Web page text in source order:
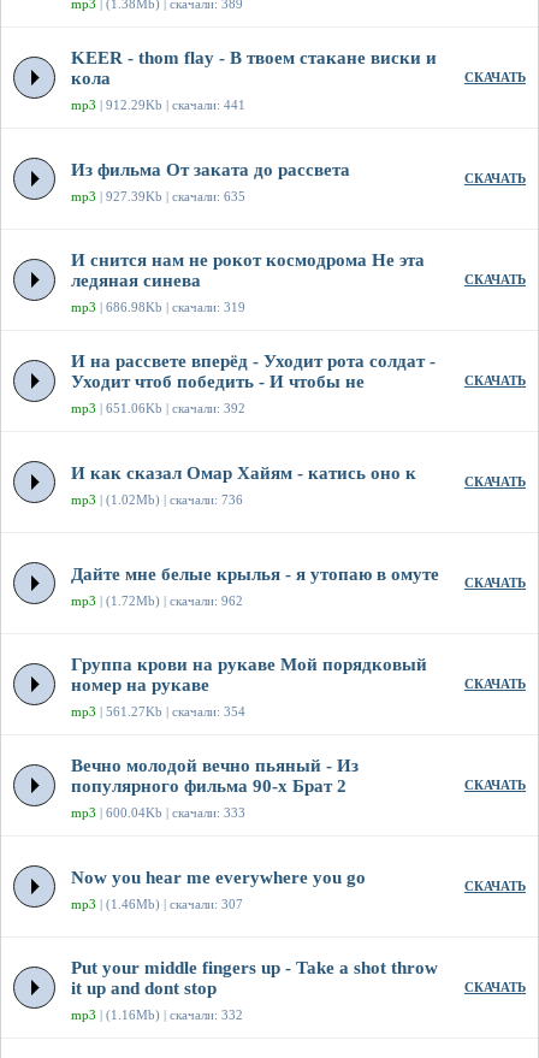
mp3 | (1.38Mb) | скачали: 389
KEER - thom flay - В твоем стакане виски и
кола
mp3 | 912.29Kb | скачали: 441
СКАЧАТЬ
Из фильма От заката до рассвета
mp3 | 927.39Kb | скачали: 635
СКАЧАТЬ
И снится нам не рокот космодрома Не эта
ледяная синева
mp3 | 686.98Kb | скачали: 319
СКАЧАТЬ
И на рассвете вперёд - Уходит рота солдат -
Уходит чтоб победить - И чтобы не
mp3 | 651.06Kb | скачали: 392
СКАЧАТЬ
И как сказал Омар Хайям - катись оно к
mp3 | (1.02Mb) | скачали: 736
СКАЧАТЬ
Дайте мне белые крылья - я утопаю в омуте
mp3 | (1.72Mb) | скачали: 962
СКАЧАТЬ
Группа крови на рукаве Мой порядковый
номер на рукаве
mp3 | 561.27Kb | скачали: 354
СКАЧАТЬ
Вечно молодой вечно пьяный - Из
популярного фильма 90-х Брат 2
mp3 | 600.04Kb | скачали: 333
СКАЧАТЬ
Now you hear me everywhere you go
mp3 | (1.46Mb) | скачали: 307
СКАЧАТЬ
Put your middle fingers up - Take a shot throw
it up and dont stop
mp3 | (1.16Mb) | скачали: 332
СКАЧАТЬ